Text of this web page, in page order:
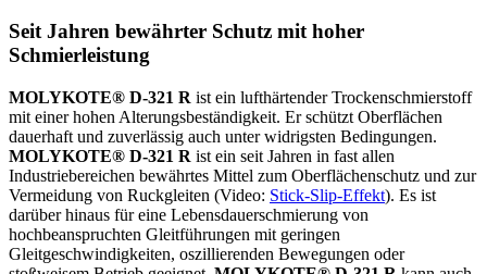
Seit Jahren bewährter Schutz mit hoher
Schmierleistung
MOLYKOTE® D-321 R ist ein lufthärtender Trockenschmierstoff
mit einer hohen Alterungsbeständigkeit. Er schützt Oberflächen
dauerhaft und zuverlässig auch unter widrigsten Bedingungen.
MOLYKOTE® D-321 R ist ein seit Jahren in fast allen
Industriebereichen bewährtes Mittel zum Oberflächenschutz und zur
Vermeidung von Ruckgleiten (Video: Stick-Slip-Effekt). Es ist
darüber hinaus für eine Lebensdauerschmierung von
hochbeanspruchten Gleitführungen mit geringen
Gleitgeschwindigkeiten, oszillierenden Bewegungen oder